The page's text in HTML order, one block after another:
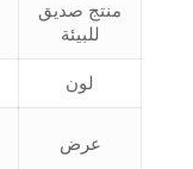
منتج صديق
للبيئة
لون
عرض